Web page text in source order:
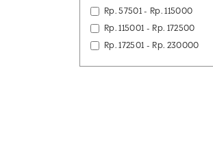
Rp. 57501 - Rp. 115000
Rp. 115001 - Rp. 172500
Rp. 172501 - Rp. 230000